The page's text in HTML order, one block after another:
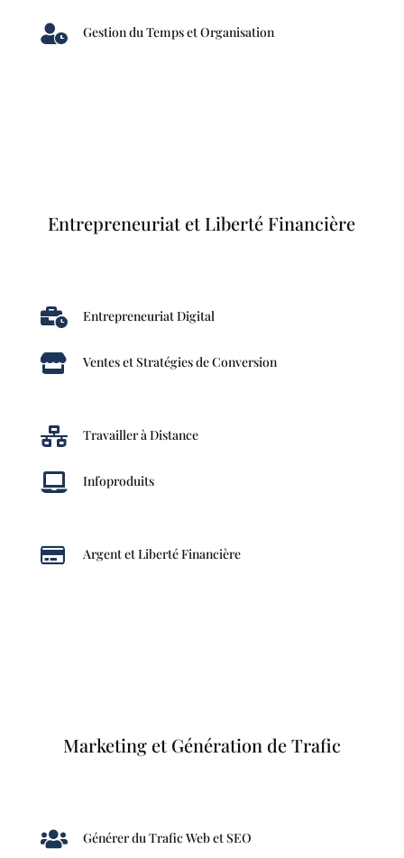
 Gestion du Temps et Organisation
Entrepreneuriat et Liberté Financière
 Entrepreneuriat Digital
 Ventes et Stratégies de Conversion
 Travailler à Distance
 Infoproduits
 Argent et Liberté Financière
Marketing et Génération de Trafic
 Générer du Trafic Web et SEO